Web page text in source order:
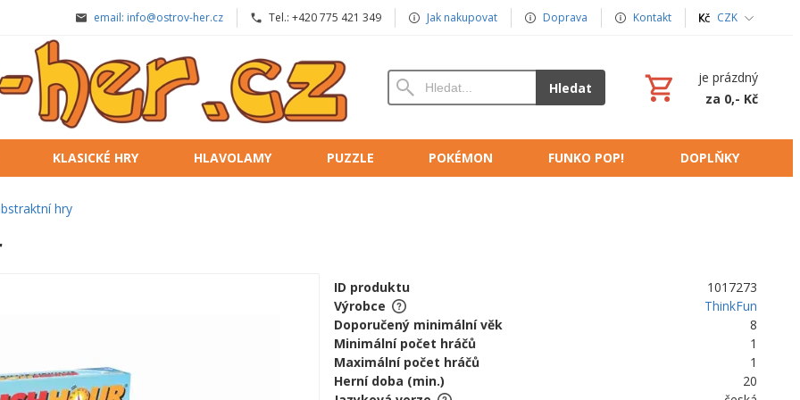
email: info@ostrov-her.cz Tel.: +420 775 421 349 Jak nakupovat Doprava Kontakt CZK
Hledat
je prázdný
za 0,- Kč
KLASICKÉ HRY HLAVOLAMY PUZZLE POKÉMON FUNKO POP! DOPLŇKY
hry
ID produktu
1017273
Výrobce
ThinkFun
Doporučený minimální věk
8
Minimální počet hráčů
1
Maximální počet hráčů
1
Herní doba (min.)
20